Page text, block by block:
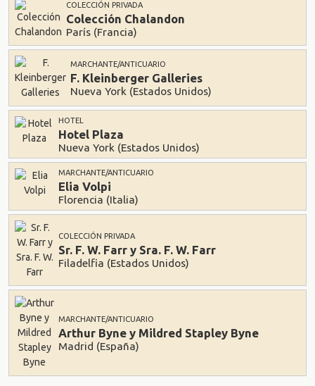
COLECCIÓN PRIVADA
Colección Chalandon
París (Francia)
MARCHANTE/ANTICUARIO
F. Kleinberger Galleries
Nueva York (Estados Unidos)
HOTEL
Hotel Plaza
Nueva York (Estados Unidos)
MARCHANTE/ANTICUARIO
Elia Volpi
Florencia (Italia)
COLECCIÓN PRIVADA
Sr. F. W. Farr y Sra. F. W. Farr
Filadelfia (Estados Unidos)
MARCHANTE/ANTICUARIO
Arthur Byne y Mildred Stapley Byne
Madrid (España)